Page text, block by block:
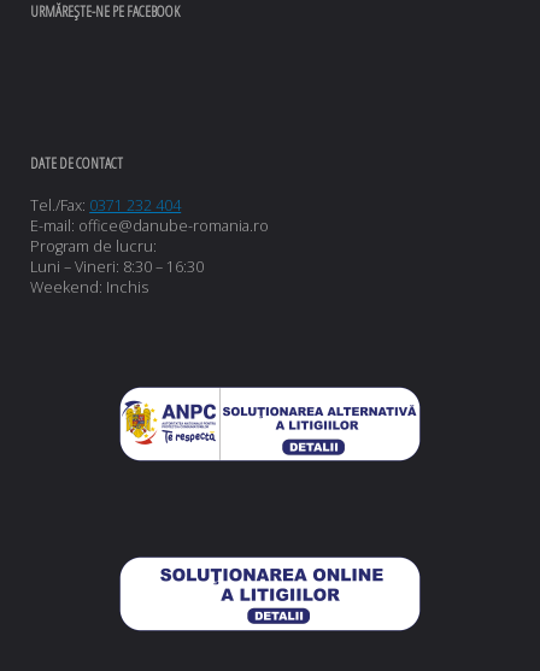
URMĂREȘTE-NE PE FACEBOOK
DATE DE CONTACT
Tel./Fax: 0371 232 404
E-mail: office@danube-romania.ro
Program de lucru:
Luni – Vineri: 8:30 – 16:30
Weekend: Inchis